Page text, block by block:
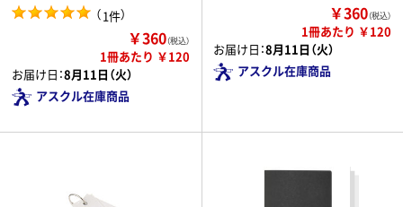
（1件）
￥360（税込）
1冊あたり ￥120
お届け日：8月11日（火）
アスクル在庫商品
￥360（税込）
1冊あたり ￥120
お届け日：8月11日（火）
アスクル在庫商品